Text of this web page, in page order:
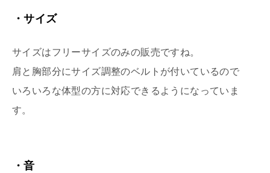
・サイズ
サイズはフリーサイズのみの販売ですね。
肩と胸部分にサイズ調整のベルトが付いているので
いろいろな体型の方に対応できるようになっていま
す。
・音